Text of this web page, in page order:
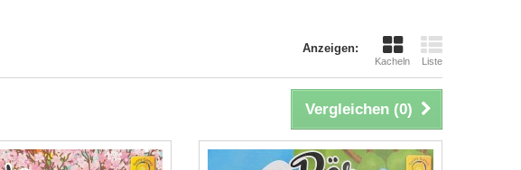
Anzeigen:
Kacheln Liste
Vergleichen (0)